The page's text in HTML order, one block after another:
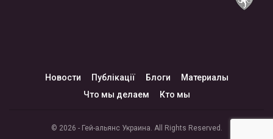
Новости Публікації Блоги
Материалы
Что мы делаем
Кто мы
© 2026 - Гей-альянс Украина. All Rights Reserved.